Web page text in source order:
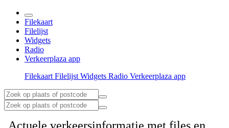
Filekaart
Filelijst
Widgets
Radio
Verkeerplaza app
Filekaart Filelijst Widgets Radio Verkeerplaza app